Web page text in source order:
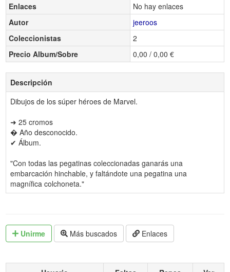
Enlaces
No hay enlaces
Autor
jeeroos
Coleccionistas
2
Precio Album/Sobre
0,00 / 0,00 €
Descripción
Dibujos de los súper héroes de Marvel.
➜ 25 cromos
� Año desconocido.
✔ Álbum.
"Con todas las pegatinas coleccionadas ganarás una
embarcación hinchable, y faltándote una pegatina una
magnífica colchoneta."
Unirme Más buscados Enlaces